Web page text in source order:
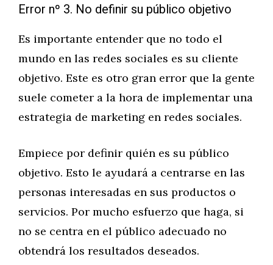
Error nº 3. No definir su público objetivo
Es importante entender que no todo el
mundo en las redes sociales es su cliente
objetivo. Este es otro gran error que la gente
suele cometer a la hora de implementar una
estrategia de marketing en redes sociales.
Empiece por definir quién es su público
objetivo. Esto le ayudará a centrarse en las
personas interesadas en sus productos o
servicios. Por mucho esfuerzo que haga, si
no se centra en el público adecuado no
obtendrá los resultados deseados.